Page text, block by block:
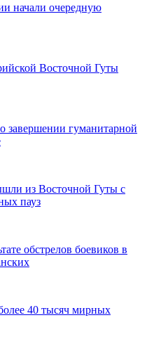
начали очередную
Восточной Гуты
гуманитарной
из Восточной Гуты с
пауз
обстрелов боевиков в
40 тысяч мирных